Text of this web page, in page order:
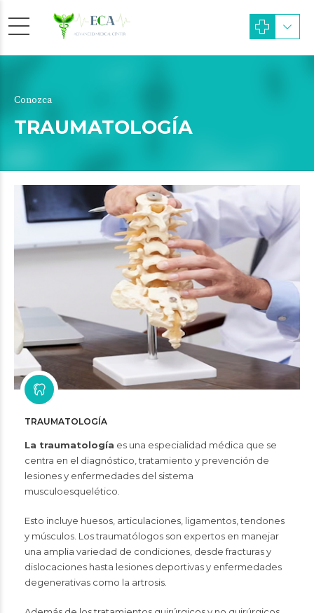
Conozca
TRAUMATOLOGÍA
TRAUMATOLOGÍA
La traumatología es una especialidad médica que se
centra en el diagnóstico, tratamiento y prevención de
lesiones y enfermedades del sistema
musculoesquelético.
Esto incluye huesos, articulaciones, ligamentos, tendones
y músculos. Los traumatólogos son expertos en manejar
una amplia variedad de condiciones, desde fracturas y
dislocaciones hasta lesiones deportivas y enfermedades
degenerativas como la artrosis.